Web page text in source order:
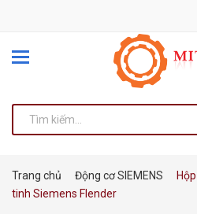
Trang chủ Động cơ SIEMENS
tinh Siemens Flender